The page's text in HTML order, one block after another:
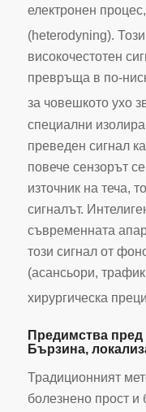
електронен
(heterodyning).
високочестотен
превръща в по-
за човешкото ухо
специални
преведен сигнал
повече сензорът
източник на теча,
сигналът.
съвременната
този сигнал от
(асансьори,
хирургическа
Предимства
Бързина,
Традиционният
болезнено прост и